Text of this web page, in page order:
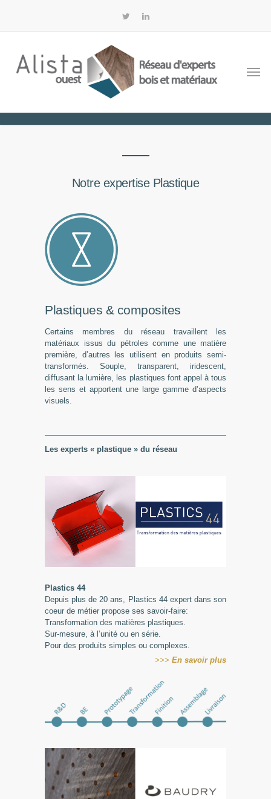
Notre expertise Plastique
Plastiques & composites
Certains membres du réseau travaillent les
matériaux issus du pétroles comme une matière
première, d’autres les utilisent en produits semi-
transformés. Souple, transparent, iridescent,
diffusant la lumière, les plastiques font appel à tous
les sens et apportent une large gamme d’aspects
visuels.
Les experts « plastique » du réseau
Plastics 44
Depuis plus de 20 ans, Plastics 44 expert dans son
coeur de métier propose ses savoir-faire:
Transformation des matières plastiques.
Sur-mesure, à l’unité ou en série.
Pour des produits simples ou complexes.
>>> En savoir plus